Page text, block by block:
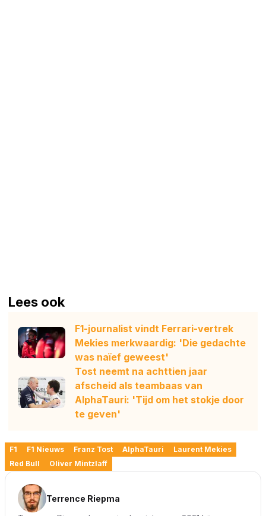
Lees ook
F1-journalist vindt Ferrari-vertrek
Mekies merkwaardig: 'Die gedachte
was naïef geweest'
Tost neemt na achttien jaar
afscheid als teambaas van
AlphaTauri: 'Tijd om het stokje door
te geven'
F1 F1 Nieuws Franz Tost AlphaTauri
Laurent Mekies
Red Bull
Oliver Mintzlaff
Terrence Riepma